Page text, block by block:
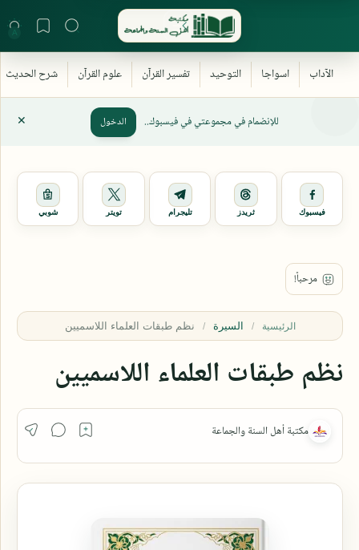
للإنضمام في مجموعتي في فيسبوك.. الدخول
فيسبوك ثريدز تليجرام تويتر شوبي
الرئيسية السيرة
نظم طبقات العلماء اللاسميين